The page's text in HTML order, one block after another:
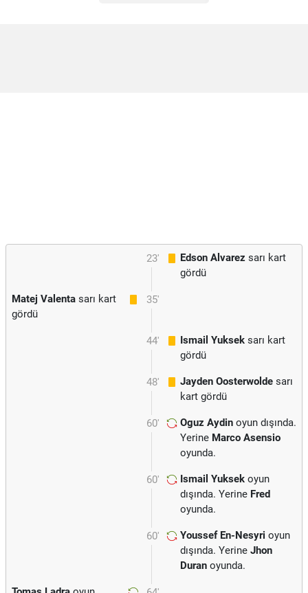
23' Edson Alvarez sarı kart
gördü
35'
Matej Valenta sarı kart
gördü
44' Ismail Yuksek sarı kart
gördü
48' Jayden Oosterwolde sarı
kart gördü
60' Oguz Aydin oyun dışında.
Yerine Marco Asensio
oyunda.
60' Ismail Yuksek oyun
dışında. Yerine Fred
oyunda.
60' Youssef En-Nesyri oyun
dışında. Yerine Jhon
Duran oyunda.